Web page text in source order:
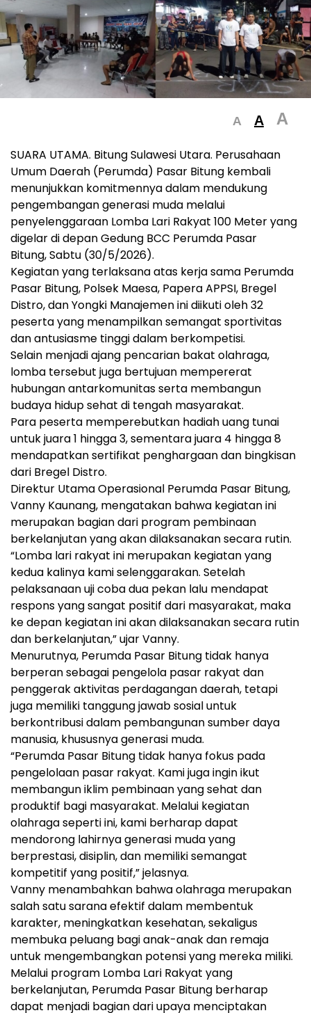
A A A
SUARA UTAMA. Bitung Sulawesi Utara. Perusahaan
Umum Daerah (Perumda) Pasar Bitung kembali
menunjukkan komitmennya dalam mendukung
pengembangan generasi muda melalui
penyelenggaraan Lomba Lari Rakyat 100 Meter yang
digelar di depan Gedung BCC Perumda Pasar
Bitung, Sabtu (30/5/2026).
Kegiatan yang terlaksana atas kerja sama Perumda
Pasar Bitung, Polsek Maesa, Papera APPSI, Bregel
Distro, dan Yongki Manajemen ini diikuti oleh 32
peserta yang menampilkan semangat sportivitas
dan antusiasme tinggi dalam berkompetisi.
Selain menjadi ajang pencarian bakat olahraga,
lomba tersebut juga bertujuan mempererat
hubungan antarkomunitas serta membangun
budaya hidup sehat di tengah masyarakat.
Para peserta memperebutkan hadiah uang tunai
untuk juara 1 hingga 3, sementara juara 4 hingga 8
mendapatkan sertifikat penghargaan dan bingkisan
dari Bregel Distro.
Direktur Utama Operasional Perumda Pasar Bitung,
Vanny Kaunang, mengatakan bahwa kegiatan ini
merupakan bagian dari program pembinaan
berkelanjutan yang akan dilaksanakan secara rutin.
“Lomba lari rakyat ini merupakan kegiatan yang
kedua kalinya kami selenggarakan. Setelah
pelaksanaan uji coba dua pekan lalu mendapat
respons yang sangat positif dari masyarakat, maka
ke depan kegiatan ini akan dilaksanakan secara rutin
dan berkelanjutan,” ujar Vanny.
Menurutnya, Perumda Pasar Bitung tidak hanya
berperan sebagai pengelola pasar rakyat dan
penggerak aktivitas perdagangan daerah, tetapi
juga memiliki tanggung jawab sosial untuk
berkontribusi dalam pembangunan sumber daya
manusia, khususnya generasi muda.
“Perumda Pasar Bitung tidak hanya fokus pada
pengelolaan pasar rakyat. Kami juga ingin ikut
membangun iklim pembinaan yang sehat dan
produktif bagi masyarakat. Melalui kegiatan
olahraga seperti ini, kami berharap dapat
mendorong lahirnya generasi muda yang
berprestasi, disiplin, dan memiliki semangat
kompetitif yang positif,” jelasnya.
Vanny menambahkan bahwa olahraga merupakan
salah satu sarana efektif dalam membentuk
karakter, meningkatkan kesehatan, sekaligus
membuka peluang bagi anak-anak dan remaja
untuk mengembangkan potensi yang mereka miliki.
Melalui program Lomba Lari Rakyat yang
berkelanjutan, Perumda Pasar Bitung berharap
dapat menjadi bagian dari upaya menciptakan